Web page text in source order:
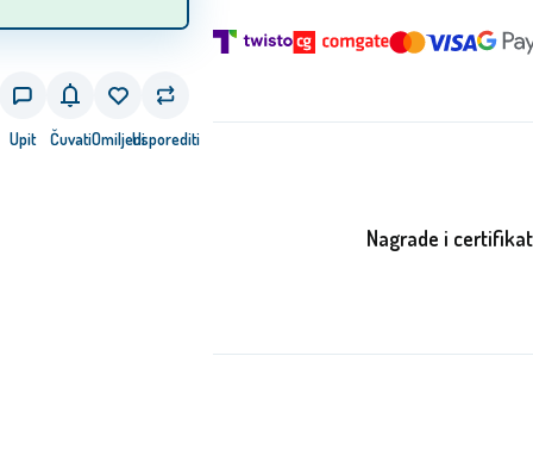
Upit ČuvatiOmiljeniUsporediti
Nagrade i